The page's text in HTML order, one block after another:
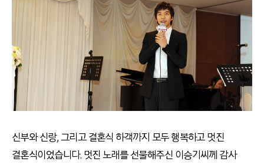
신부와 신랑, 그리고 결혼식 하객까지 모두 행복하고 멋진
결혼식이었습니다. 멋진 노래를 선물해주신 이승기씨께 감사